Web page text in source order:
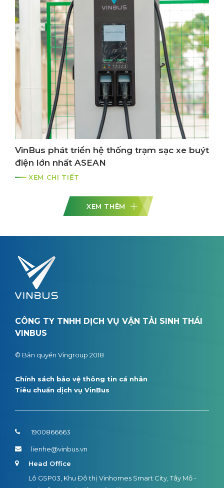
VinBus phát triển hệ thống trạm sạc xe buýt
điện lớn nhất ASEAN
XEM CHI TIẾT
XEM THÊM
CÔNG TY TNHH DỊCH VỤ VẬN TẢI SINH THÁI
VINBUS
© Bản quyền Vingroup 2018
Chính sách bảo vệ thông tin cá nhân
Tiêu chuẩn dịch vụ VinBus
1900866663
lienhe@vinbus.vn
Head Office
Lô GSP03, Khu Đô thị Vinhomes Smart City, Tây Mỗ -